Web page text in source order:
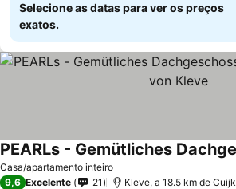
Selecione as datas para ver os preços
exatos.
Casa/apartamento inteiro
Ver preços
9,6 Excelente 21 Kleve, a 18.5 km de Cuijk